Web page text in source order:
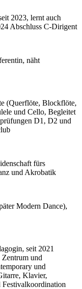
2023, lernt auch
Abschluss C-Dirigent
näht
(Querflöte, Blockflöte,
und Cello, Begleitet
D1, D2 und
fürs
und Akrobatik
Modern Dance),
seit 2021
und
und
Klavier,
Festivalkoordination